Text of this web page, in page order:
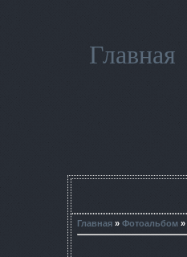
Главная
Главная » Фотоальбом »